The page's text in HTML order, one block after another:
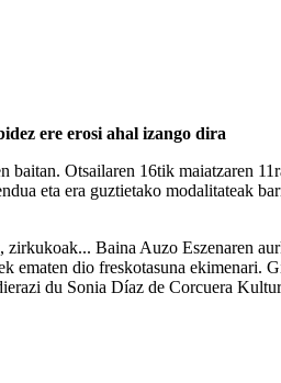
ere erosi ahal izango dira
Otsailaren 16tik maiatzaren
eta era guztietako modalitateak
Baina Auzo Eszenaren
dio freskotasuna ekimenari.
du Sonia Díaz de Corcuera